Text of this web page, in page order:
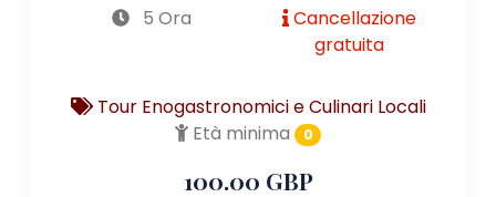
5 Ora
Cancellazione
gratuita
Tour Enogastronomici e Culinari Locali
Età minima
0
100.00 GBP